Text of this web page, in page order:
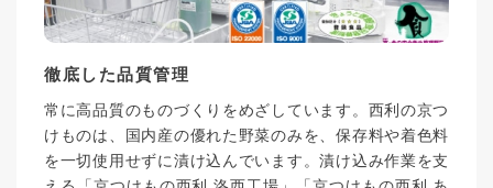
徹底した品質管理
常に高品質のものづくりをめざしています。西利の京つ
けものは、国内産の優れた野菜のみを、保存料や着色料
を一切使用せずに漬け込んでいます。漬け込み作業を支